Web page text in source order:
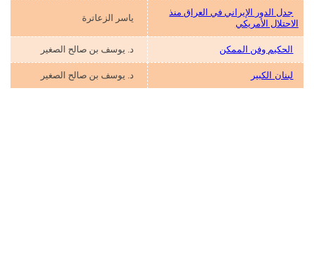
جدل الدور الإيراني في العراق منذ
الاحتلال الأمريكي
ياسر الزعاترة
الحكيم وفن الممكن د. يوسف بن صالح الصغير
لبنان الكبير د. يوسف بن صالح الصغير